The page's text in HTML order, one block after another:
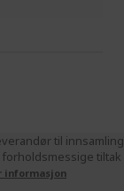
til innsamling
tiltak
informasjon